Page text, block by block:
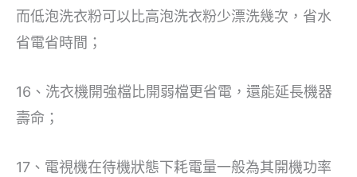
而低泡洗衣粉可以比高泡洗衣粉少漂洗幾次，省水
省電省時間；
16、洗衣機開強檔比開弱檔更省電，還能延長機器
壽命；
17、電視機在待機狀態下耗電量一般為其開機功率